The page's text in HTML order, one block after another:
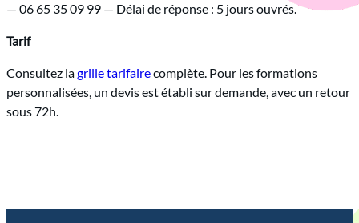
— 06 65 35 09 99 — Délai de réponse : 5 jours ouvrés.
Tarif
Consultez lagrille tarifairecomplète. Pour les formations
personnalisées, un devis est établi sur demande, avec un retour
sous 72h.